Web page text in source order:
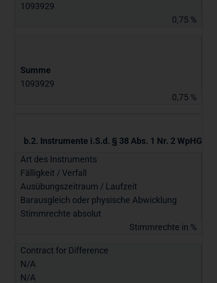
1093929
0,75 %
Summe
1093929
0,75 %
b.2. Instrumente i.S.d. § 38 Abs. 1 Nr. 2 WpHG
Art des Instruments
Fälligkeit / Verfall
Ausübungs­zeitraum / Laufzeit
Barausgleich oder physische Abwicklung
Stimmrechte absolut
Stimmrechte in %
Contract for Difference
N/A
N/A